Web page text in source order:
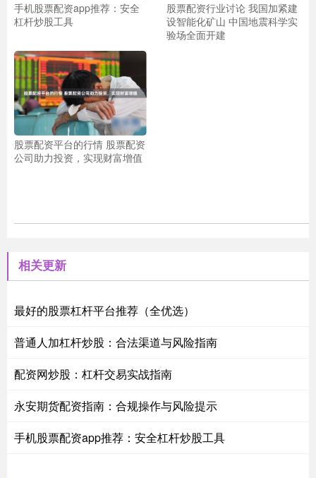
手机股票配资app推荐：安全
杠杆炒股工具
股票配资行业讨论 我国加紧建
设智能化矿山 中国地震科学实
验场全面开建
股票配资平台的行情 股票配资
公司助力投资，实现财富增值
相关更新
最好的股票杠杆平台推荐（全优选）
普通人加杠杆炒股：合法渠道与风险指南
配资网炒股：杠杆交易实战指南
永安期货配资指南：合规操作与风险提示
手机股票配资app推荐：安全杠杆炒股工具